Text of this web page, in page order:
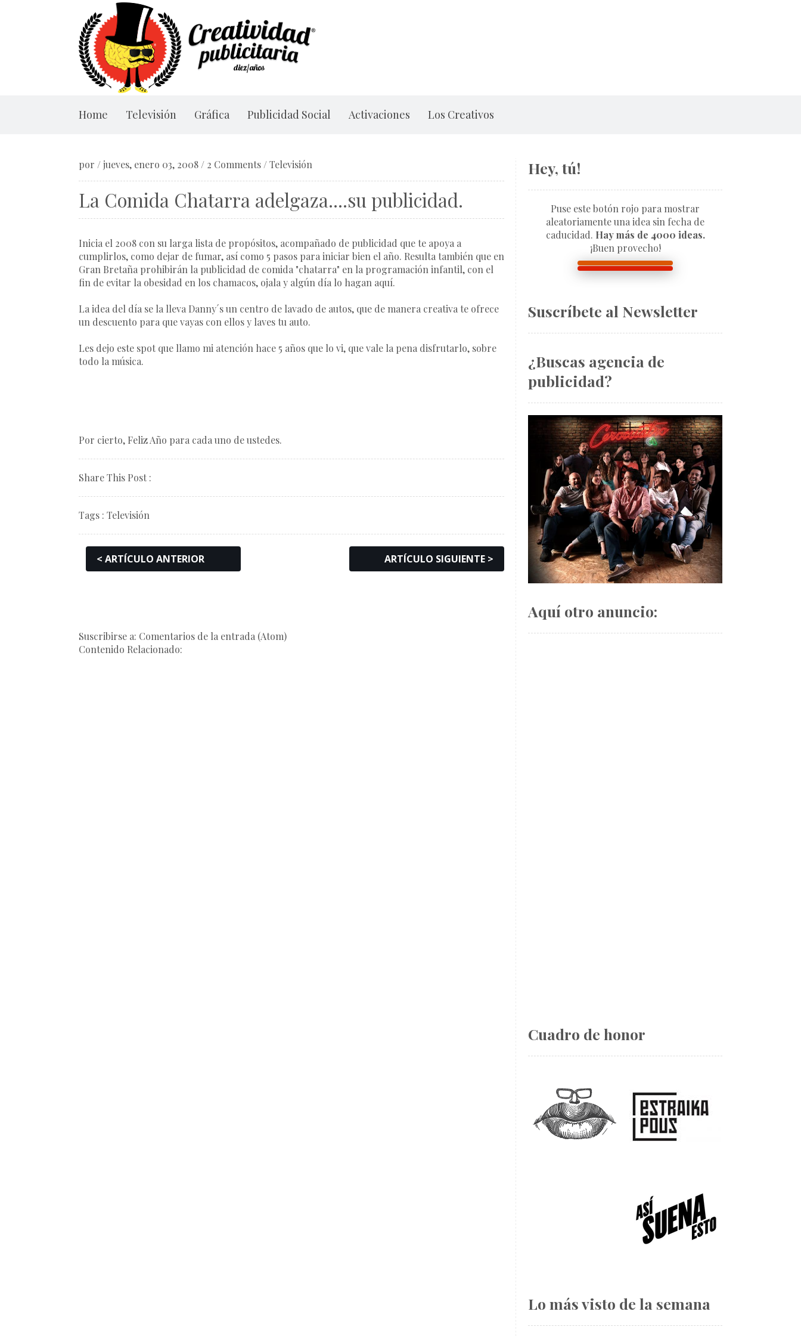
Home Televisión Gráfica Publicidad Social Activaciones Los Creativos
por /jueves, enero 03, 2008 / 2 Comments /Televisión
La Comida Chatarra adelgaza....su publicidad.
Inicia el 2008 con su larga lista de propósitos, acompañado de publicidad que te apoya a
cumplirlos, como dejar de fumar, así como 5 pasos para iniciar bien el año. Resulta también que en
Gran Bretaña prohibirán la publicidad de comida "chatarra" en la programación infantil, con el
fin de evitar la obesidad en los chamacos, ojala y algún día lo hagan aquí.
La idea del día se la lleva Danny´s un centro de lavado de autos, que de manera creativa te ofrece
un descuento para que vayas con ellos y laves tu auto.
Les dejo este spot que llamo mi atención hace 5 años que lo vi, que vale la pena disfrutarlo, sobre
todo la música.
Por cierto, Feliz Año para cada uno de ustedes.
Share This Post :
Tags : Televisión
ARTÍCULO SIGUIENTE >
< ARTÍCULO ANTERIOR
Suscribirse a: Comentarios de la entrada (Atom)
Contenido Relacionado:
Hey, tú!
Puse este botón rojo para mostrar
aleatoriamente una idea sin fecha de
caducidad. Hay más de 4000 ideas.
¡Buen provecho!
Suscríbete al Newsletter
¿Buscas agencia de
publicidad?
Aquí otro anuncio:
Cuadro de honor
Lo más visto de la semana